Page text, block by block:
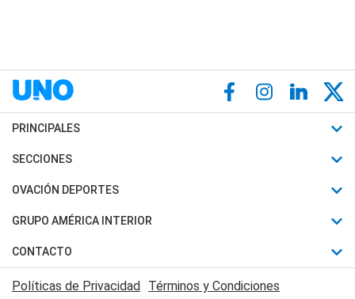
PRINCIPALES
Últimas Noticias
Política
Judiciales
Economia
SECCIONES
Horóscopo
Motores
Trucos caseros
Series y Películas
OVACIÓN DEPORTES
Fútbol
Mundial
Automovilismo
Rugby
GRUPO AMÉRICA INTERIOR
Canal 7 en Vivo
CONTACTO
Acerca de Nosotros
Políticas de Privacidad Términos y Condiciones